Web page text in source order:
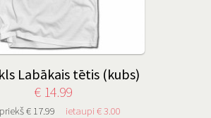
Labākais tētis (kubs)
€ 14.99
€ 17.99 ietaupi € 3.00